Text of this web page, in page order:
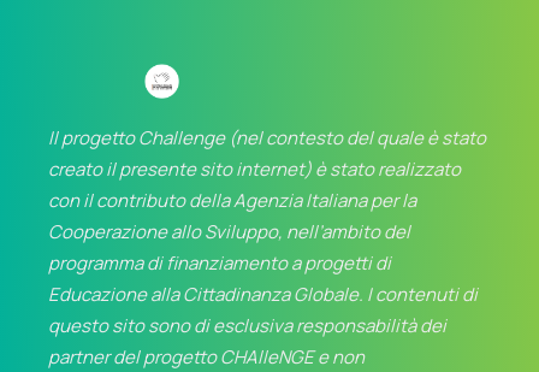
Il progetto Challenge (nel contesto del quale è stato
creato il presente sito internet) è stato realizzato
con il contributo della Agenzia Italiana per la
Cooperazione allo Sviluppo, nell’ambito del
programma di finanziamento a progetti di
Educazione alla Cittadinanza Globale. I contenuti di
questo sito sono di esclusiva responsabilità dei
partner del progetto CHAlleNGE e non